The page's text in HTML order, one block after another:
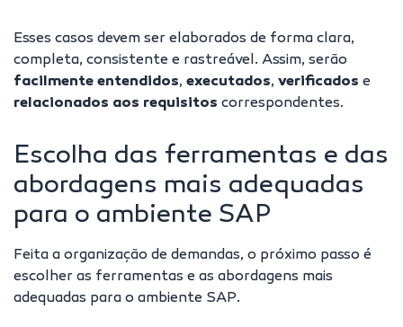
Esses casos devem ser elaborados de forma clara,
completa, consistente e rastreável. Assim, serão
facilmente entendidos, executados, verificados e
relacionados aos requisitos correspondentes.
Escolha das ferramentas e das
abordagens mais adequadas
para o ambiente SAP
Feita a organização de demandas, o próximo passo é
escolher as ferramentas e as abordagens mais
adequadas para o ambiente SAP.